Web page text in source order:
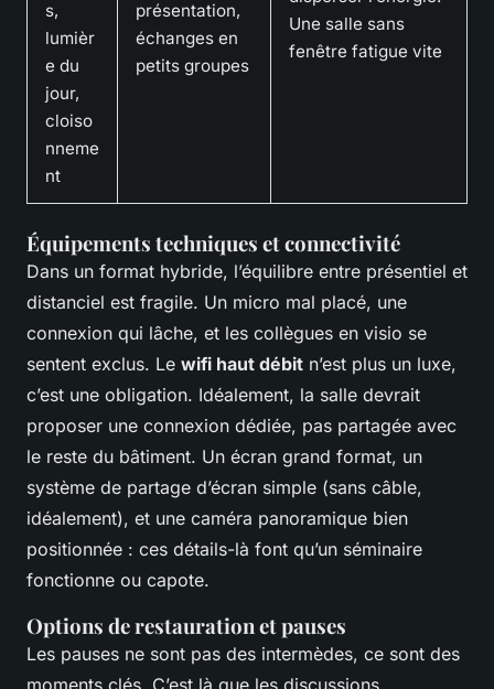
s,
lumièr
e du
jour,
cloiso
nneme
nt
présentation,
échanges en
petits groupes
Une salle sans
fenêtre fatigue vite
Équipements techniques et connectivité
Dans un format hybride, l’équilibre entre présentiel et
distanciel est fragile. Un micro mal placé, une
connexion qui lâche, et les collègues en visio se
sentent exclus. Le wifi haut débit n’est plus un luxe,
c’est une obligation. Idéalement, la salle devrait
proposer une connexion dédiée, pas partagée avec
le reste du bâtiment. Un écran grand format, un
système de partage d’écran simple (sans câble,
idéalement), et une caméra panoramique bien
positionnée : ces détails-là font qu’un séminaire
fonctionne ou capote.
Options de restauration et pauses
Les pauses ne sont pas des intermèdes, ce sont des